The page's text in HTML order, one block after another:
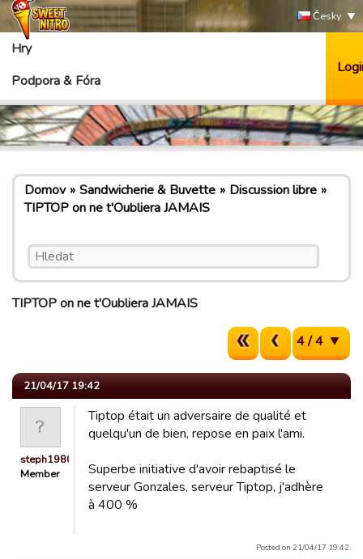
Česky
Hry
Podpora & Fóra
Domov Sandwicherie & Buvette
Discussion libre
TIPTOP on ne t'Oubliera JAMAIS
TIPTOP on ne t'Oubliera JAMAIS
4 / 4
21/04/17 19:42
steph19800
Member
Tiptop était un adversaire de qualité et
quelqu'un de bien, repose en paix l'ami.
Superbe initiative d'avoir rebaptisé le
serveur Gonzales, serveur Tiptop, j'adhère
à 400 %
Posted on 21/04/17 19:42.